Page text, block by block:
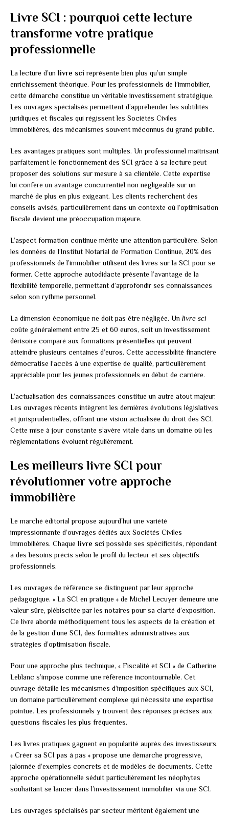
Livre SCI : pourquoi cette lecture
transforme votre pratique
professionnelle
La lecture d’un livre sci représente bien plus qu’un simple
enrichissement théorique. Pour les professionnels de l’immobilier,
cette démarche constitue un véritable investissement stratégique.
Les ouvrages spécialisés permettent d’appréhender les subtilités
juridiques et fiscales qui régissent les Sociétés Civiles
Immobilières, des mécanismes souvent méconnus du grand public.
Les avantages pratiques sont multiples. Un professionnel maîtrisant
parfaitement le fonctionnement des SCI grâce à sa lecture peut
proposer des solutions sur mesure à sa clientèle. Cette expertise
lui confère un avantage concurrentiel non négligeable sur un
marché de plus en plus exigeant. Les clients recherchent des
conseils avisés, particulièrement dans un contexte où l’optimisation
fiscale devient une préoccupation majeure.
L’aspect formation continue mérite une attention particulière. Selon
les données de l’Institut Notarial de Formation Continue, 20% des
professionnels de l’immobilier utilisent des livres sur la SCI pour se
former. Cette approche autodidacte présente l’avantage de la
flexibilité temporelle, permettant d’approfondir ses connaissances
selon son rythme personnel.
La dimension économique ne doit pas être négligée. Un livre sci
coûte généralement entre 25 et 60 euros, soit un investissement
dérisoire comparé aux formations présentielles qui peuvent
atteindre plusieurs centaines d’euros. Cette accessibilité financière
démocratise l’accès à une expertise de qualité, particulièrement
appréciable pour les jeunes professionnels en début de carrière.
L’actualisation des connaissances constitue un autre atout majeur.
Les ouvrages récents intègrent les dernières évolutions législatives
et jurisprudentielles, offrant une vision actualisée du droit des SCI.
Cette mise à jour constante s’avère vitale dans un domaine où les
réglementations évoluent régulièrement.
Les meilleurs livre SCI pour
révolutionner votre approche
immobilière
Le marché éditorial propose aujourd’hui une variété
impressionnante d’ouvrages dédiés aux Sociétés Civiles
Immobilières. Chaque livre sci possède ses spécificités, répondant
à des besoins précis selon le profil du lecteur et ses objectifs
professionnels.
Les ouvrages de référence se distinguent par leur approche
pédagogique. « La SCI en pratique » de Michel Lecuyer demeure une
valeur sûre, plébiscitée par les notaires pour sa clarté d’exposition.
Ce livre aborde méthodiquement tous les aspects de la création et
de la gestion d’une SCI, des formalités administratives aux
stratégies d’optimisation fiscale.
Pour une approche plus technique, « Fiscalité et SCI » de Catherine
Leblanc s’impose comme une référence incontournable. Cet
ouvrage détaille les mécanismes d’imposition spécifiques aux SCI,
un domaine particulièrement complexe qui nécessite une expertise
pointue. Les professionnels y trouvent des réponses précises aux
questions fiscales les plus fréquentes.
Les livres pratiques gagnent en popularité auprès des investisseurs.
« Créer sa SCI pas à pas » propose une démarche progressive,
jalonnée d’exemples concrets et de modèles de documents. Cette
approche opérationnelle séduit particulièrement les néophytes
souhaitant se lancer dans l’investissement immobilier via une SCI.
Les ouvrages spécialisés par secteur méritent également une